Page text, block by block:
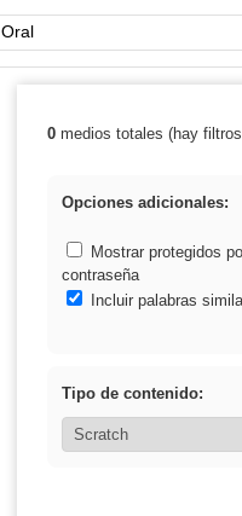
Palabra o frase:
Resultados de:
0medios totales (hay
Opciones adicionales:
Mostrar protegidos
contraseña
Incluir palabras
Tipo de contenido: